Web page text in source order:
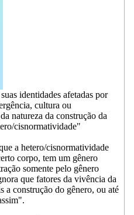
identidades afetadas por
cultura ou
natureza da construção da
cisnormatividade"
a hetero/cisnormatividade
corpo, tem um gênero
somente pelo gênero
que fatores da vivência da
a construção do gênero, ou até